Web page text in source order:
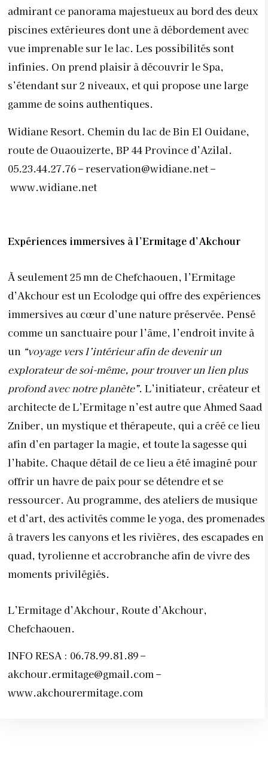
route de Ouaouizerte, BP 44 Province d’Azilal.
05.23.44.27.76 –reservation@widiane.net–
www.widiane.net
Expériences immersives à l’Ermitage d’Akchour
À seulement 25 mn de Chefchaouen, l’Ermitage
d’Akchour est un Ecolodge qui offre des expériences
immersives au cœur d’une nature préservée. Pensé
comme un sanctuaire pour l’âme, l’endroit invite à
profond avec notre planète” . L’initiateur, créateur et
Zniber, un mystique et thérapeute, qui a créé ce lieu
afin d’en partager la magie, et toute la sagesse qui
l’habite. Chaque détail de ce lieu a été imaginé pour
offrir un havre de paix pour se détendre et se
ressourcer. Au programme, des ateliers de musique
et d’art, des activités comme le yoga, des promenades
à travers les canyons et les rivières, des escapades en
quad, tyrolienne et accrobranche afin de vivre des
moments privilégiés.
L’Ermitage d’Akchour, Route d’Akchour,
Chefchaouen.
INFO RESA : 06.78.99.81.89 –
akchour.ermitage@gmail.com–
www.akchourermitage.com